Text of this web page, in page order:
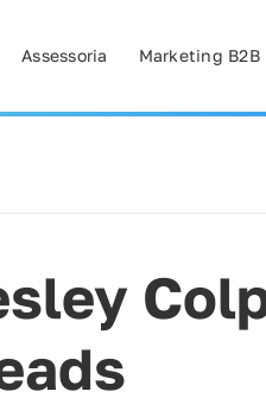
Assessoria Marketing B2B